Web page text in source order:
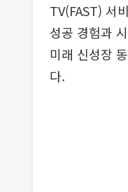
TV(FAST) 서
성공 경험과
미래 신성장
다.